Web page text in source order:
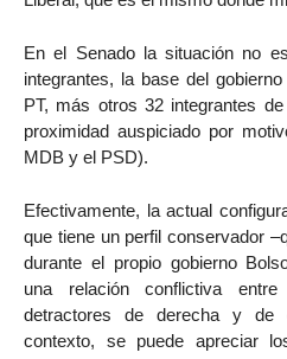
En el Senado la situación no
integrantes, la base del
PT, más otros 32 integrantes
proximidad auspiciado por
MDB y el PSD).
Efectivamente, la actual
que tiene un perfil conservador
durante el propio gobierno
una relación conflictiva
detractores de derecha y de
contexto, se puede apreciar